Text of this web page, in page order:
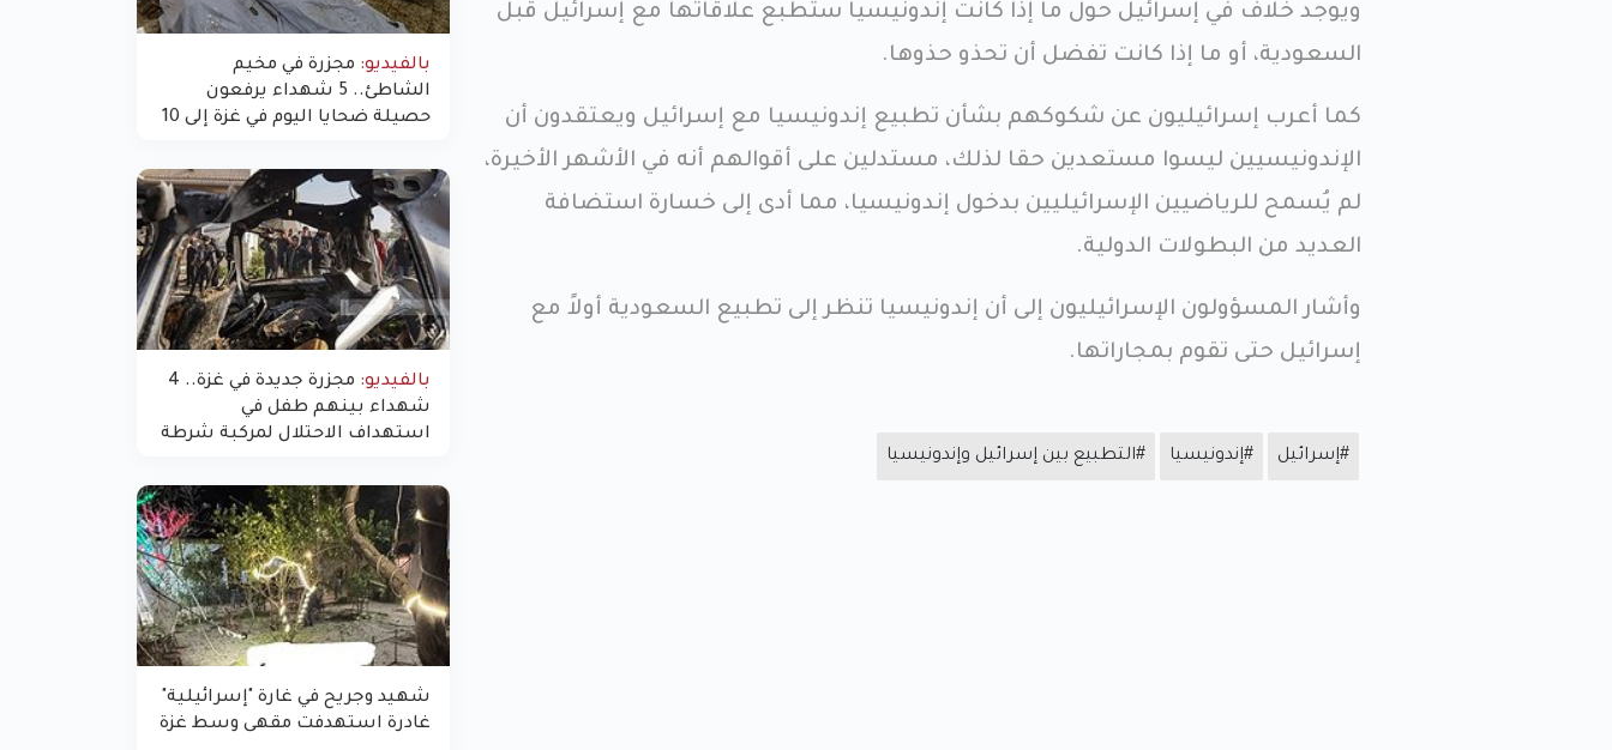
ويوجد خلاف في إسرائيل حول ما إذا كانت إندونيسيا ستطبع علاقاتها مع إسرائيل قبل
السعودية، أو ما إذا كانت تفضل أن تحذو حذوها.
كما أعرب إسرائيليون عن شكوكهم بشأن تطبيع إندونيسيا مع إسرائيل ويعتقدون أن
الإندونيسيين ليسوا مستعدين حقا لذلك، مستدلين على أقوالهم أنه في الأشهر الأخيرة،
لم يُسمح للرياضيين الإسرائيليين بدخول إندونيسيا، مما أدى إلى خسارة استضافة
العديد من البطولات الدولية.
وأشار المسؤولون الإسرائيليون إلى أن إندونيسيا تنظر إلى تطبيع السعودية أولاً مع
إسرائيل حتى تقوم بمجاراتها.
#إسرائيل #إندونيسيا #التطبيع بين إسرائيل وإندونيسيا
بالفيديو: مجزرة في مخيم
الشاطئ.. 5 شهداء يرفعون
حصيلة ضحايا اليوم في غزة إلى 10
بالفيديو:
مجزرة جديدة في غزة.. 4
شهداء بينهم طفل في
استهداف الاحتلال لمركبة شرطة
شهيد وجريح في غارة "إسرائيلية"
غادرة استهدفت مقهى وسط غزة